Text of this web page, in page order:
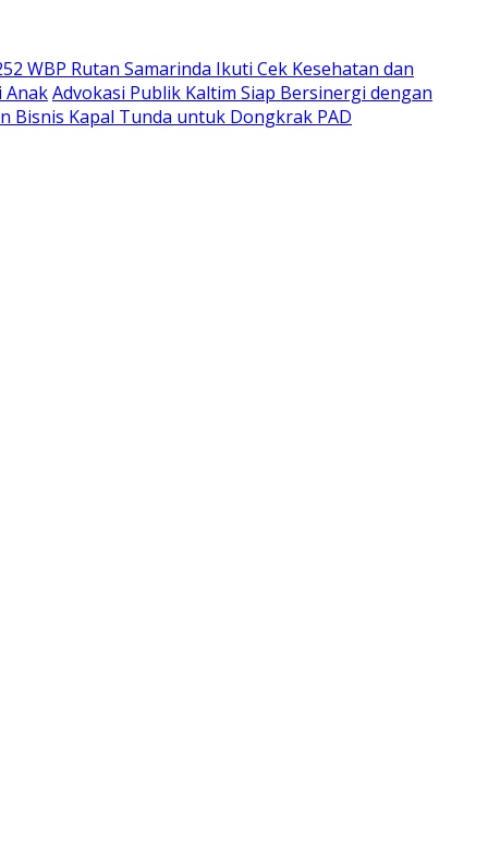
WBP Rutan Samarinda Ikuti Cek Kesehatan dan
AnakAdvokasi Publik Kaltim Siap Bersinergi dengan
Bisnis Kapal Tunda untuk Dongkrak PAD